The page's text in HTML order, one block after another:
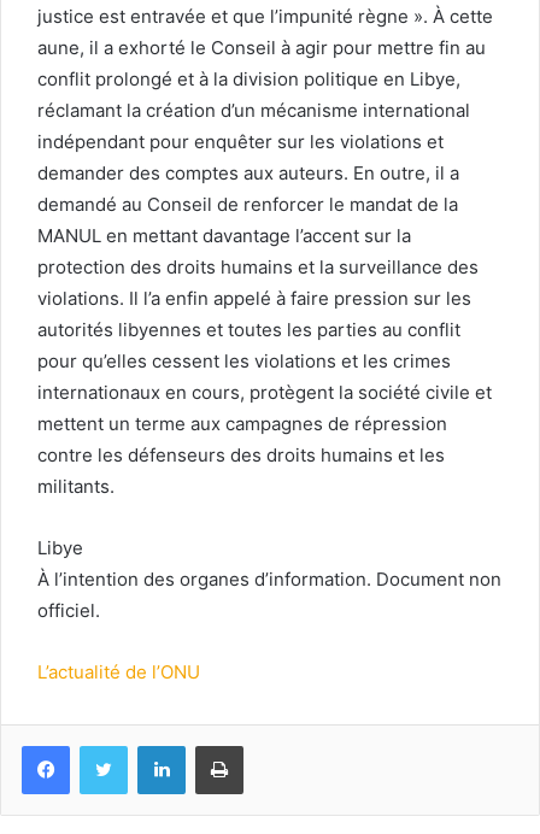
justice est entravée et que l’impunité règne ». À cette
aune, il a exhorté le Conseil à agir pour mettre fin au
conflit prolongé et à la division politique en Libye,
réclamant la création d’un mécanisme international
indépendant pour enquêter sur les violations et
demander des comptes aux auteurs. En outre, il a
demandé au Conseil de renforcer le mandat de la
MANUL en mettant davantage l’accent sur la
protection des droits humains et la surveillance des
violations. Il l’a enfin appelé à faire pression sur les
autorités libyennes et toutes les parties au conflit
pour qu’elles cessent les violations et les crimes
internationaux en cours, protègent la société civile et
mettent un terme aux campagnes de répression
contre les défenseurs des droits humains et les
militants.
Libye
À l’intention des organes d’information. Document non
officiel.
L’actualité de l’ONU
FacebookTwitter LinkedinImprimer